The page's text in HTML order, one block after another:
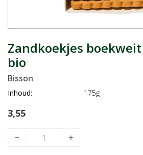
Zandkoekjes
bio
Bisson
Inhoud: 175g
3,55
remove add